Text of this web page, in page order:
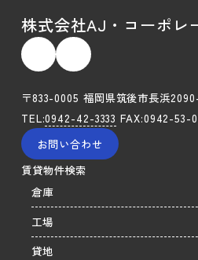
株式会社AJ・コーポレ
〒833-0005 福岡県筑後市長浜
TEL:0942-42-3333 FAX:0942-53-
お問い合わせ
賃貸物件検索
倉庫
工場
貸地